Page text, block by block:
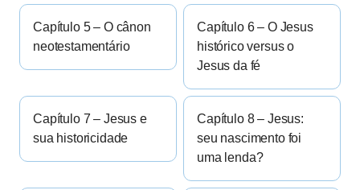
Capítulo 5 – O cânon
neotestamentário
Capítulo 6 – O Jesus
histórico versus o
Jesus da fé
Capítulo 7 – Jesus e
sua historicidade
Capítulo 8 – Jesus:
seu nascimento foi
uma lenda?